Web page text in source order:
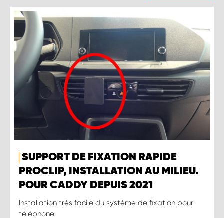
SUPPORT DE FIXATION RAPIDE
PROCLIP, INSTALLATION AU MILIEU.
POUR CADDY DEPUIS 2021
Installation très facile du système de fixation pour
téléphone.